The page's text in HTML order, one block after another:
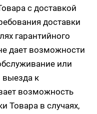
с доставкой
доставки
гарантийного
дает возможности
или
выезда к
возможность
Товара в случаях,